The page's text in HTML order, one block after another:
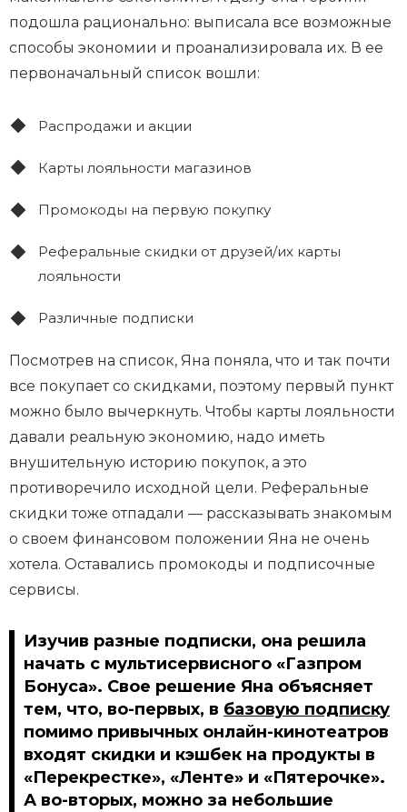
подошла рационально: выписала все возможные
способы экономии и проанализировала их. В ее
первоначальный список вошли:
Распродажи и акции
Карты лояльности магазинов
Промокоды на первую покупку
Реферальные скидки от друзей/их карты
лояльности
Различные подписки
Посмотрев на список, Яна поняла, что и так почти
все покупает со скидками, поэтому первый пункт
можно было вычеркнуть. Чтобы карты лояльности
давали реальную экономию, надо иметь
внушительную историю покупок, а это
противоречило исходной цели. Реферальные
скидки тоже отпадали — рассказывать знакомым
о своем финансовом положении Яна не очень
хотела. Оставались промокоды и подписочные
сервисы.
Изучив разные подписки, она решила
начать с мультисервисного «Газпром
Бонуса». Свое решение Яна объясняет
тем, что, во-первых, в базовую подписку
помимо привычных онлайн-кинотеатров
входят скидки и кэшбек на продукты в
«Перекрестке», «Ленте» и «Пятерочке».
А во-вторых, можно за небольшие